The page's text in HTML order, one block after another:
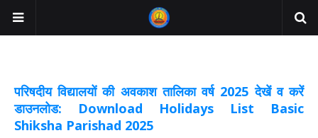
परिषदीय विद्यालयों की अवकाश तालिका वर्ष 2025 देखें व करें
डाउनलोड: Download Holidays List Basic
Shiksha Parishad 2025